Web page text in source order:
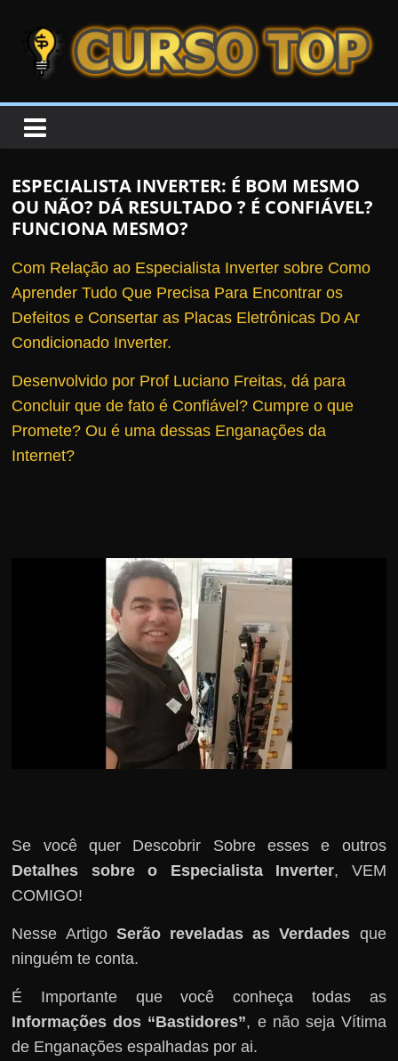
CURSOTOP
s
e
l
o
r
e
s
ESPECIALISTA INVERTER: É BOM MESMO
OU NÃO? DÁ RESULTADO ? É CONFIÁVEL?
FUNCIONA MESMO?
Com Relação ao Especialista Inverter sobre Como
Aprender Tudo Que Precisa Para Encontrar os
Defeitos e Consertar as Placas Eletrônicas Do Ar
Condicionado Inverter.
Desenvolvido por Prof Luciano Freitas, dá para
Concluir que de fato é Confiável? Cumpre o que
Promete? Ou é uma dessas Enganações da
Internet?
Se você quer Descobrir Sobre esses e outros
Detalhes sobre o Especialista Inverter, VEM
COMIGO!
Nesse Artigo Serão reveladas as Verdades que
ninguém te conta.
É Importante que você conheça todas as
Informações dos “Bastidores”, e não seja Vítima
de Enganações espalhadas por ai.